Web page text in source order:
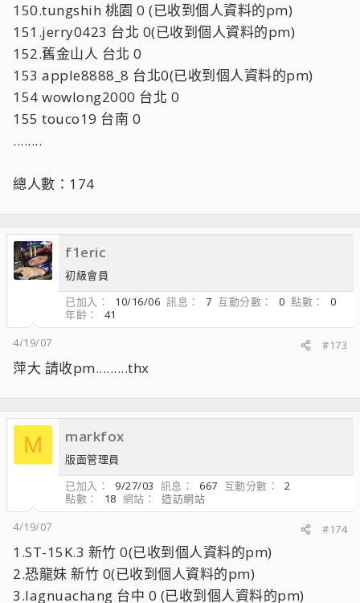
150.tungshih 桃園 0 (已收到個人資料的pm)
151.jerry0423 台北 0(已收到個人資料的pm)
152.舊金山人 台北 0
153 apple8888_8 台北0(已收到個人資料的pm)
154 wowlong2000 台北 0
155 touco19 台南 0
........
總人數：174
f1eric
初級會員
已加入
10/16/06 訊息 7 互動分數 0 點數
0
年齡
41
4/19/07
#173
萍大 請收pm.........thx
M markfox
版面管理員
已加入
9/27/03 訊息 667 互動分數
2
點數
18 網站
造訪網站
4/19/07
#174
1.ST-15K.3 新竹 0(已收到個人資料的pm)
2.恐龍妹 新竹 0(已收到個人資料的pm)
3.lagnuachang 台中 0 (已收到個人資料的pm)